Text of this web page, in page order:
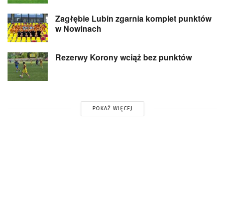
Zagłębie Lubin zgarnia komplet punktów
w Nowinach
Rezerwy Korony wciąż bez punktów
POKAŻ WIĘCEJ